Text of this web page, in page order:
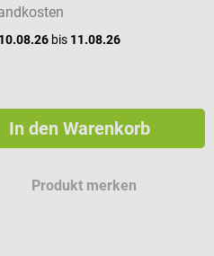
10.08.26 bis 11.08.26
In den Warenkorb
Produkt merken